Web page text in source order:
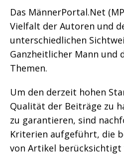
Das MännerPortal.Net
Vielfalt der Autoren und
unterschiedlichen
Ganzheitlicher Mann und
Themen.
Um den derzeit hohen
Qualität der Beiträge zu
zu garantieren, sind
Kriterien aufgeführt, die
von Artikel berücksichtigt